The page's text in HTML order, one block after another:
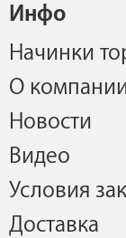
Инфо
Начинки
О
Новости
Видео
Условия
Доставка